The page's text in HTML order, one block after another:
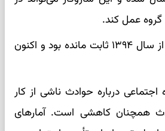
عمل کند.
به گفته وی این مبلغ از سال ۱۳۹۴ ثابت مانده بود و اکنون
اجتماعی درباره حوادث ناشی از کار
همچنان کاهشی است. آمارهای